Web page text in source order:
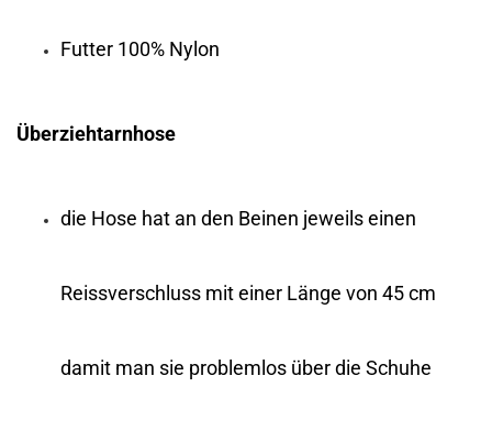
Futter 100% Nylon
Überziehtarnhose
die Hose hat an den Beinen jeweils einen
Reissverschluss mit einer Länge von 45 cm
damit man sie problemlos über die Schuhe